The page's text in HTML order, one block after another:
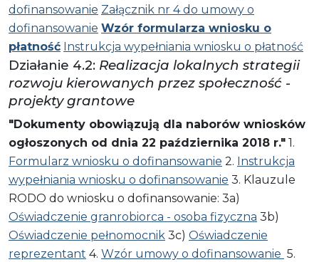
dofinansowanie Załącznik nr 4 do umowy o
dofinansowanie Wzór formularza wniosku o
płatność Instrukcja wypełniania wniosku o płatność
Działanie 4.2: Realizacja lokalnych strategii
rozwoju kierowanych przez społeczność -
projekty grantowe
"Dokumenty obowiązują dla naborów wniosków
ogłoszonych od dnia 22 października 2018 r." 1.
Formularz wniosku o dofinansowanie 2. Instrukcja
wypełniania wniosku o dofinansowanie 3. Klauzule
RODO do wniosku o dofinansowanie: 3a)
Oświadczenie granrobiorca - osoba fizyczna 3b)
Oświadczenie pełnomocnik 3c) Oświadczenie
reprezentant 4. Wzór umowy o dofinansowanie 5.